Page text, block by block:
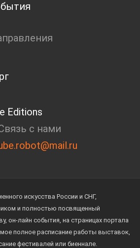
Editions
с нами
искусства России и СНГ,
и полностью посвященный
он-лайн события, на страницах портала
полное расписание работы выставок,
фестивалей или биеннале.